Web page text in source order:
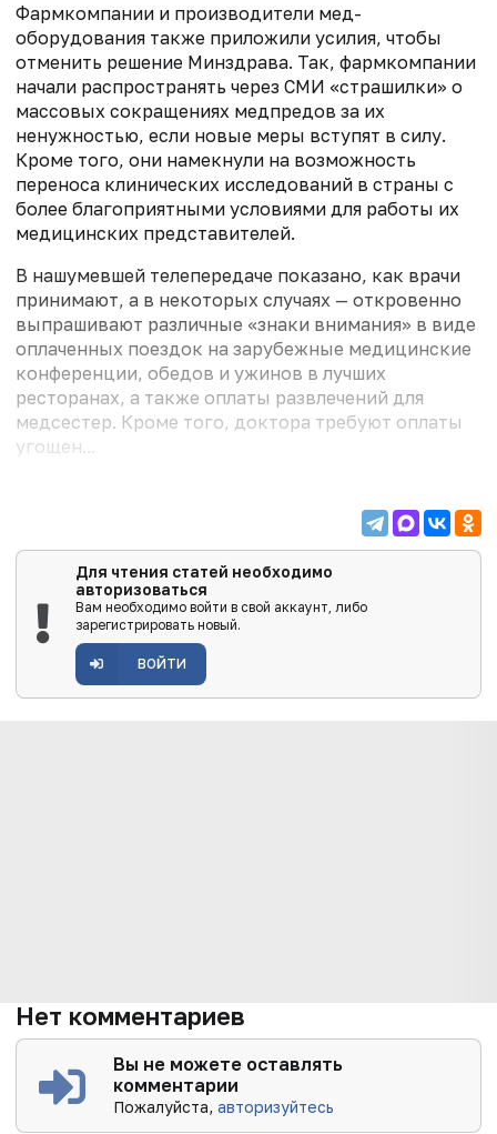
Фармкомпании и производители мед­
оборудования также приложили усилия, чтобы
отменить решение Минздрава. Так, фармкомпании
начали распространять через СМИ «страшилки» о
массовых сокращениях медпредов за их
ненужностью, если новые меры вступят в силу.
Кроме того, они намекнули на возможность
переноса клинических исследований в страны с
более благоприятными условиями для работы их
медицинских представителей.
В нашумевшей телепередаче показано, как врачи
принимают, а в некоторых случаях — откровенно
выпрашивают различные «знаки внимания» в виде
оплаченных поездок на зарубежные медицинские
конференции, обедов и ужинов в лучших
ресторанах, а также оплаты развлечений для
медсестер. Кроме того, доктора требуют оплаты
угощен...
Для чтения статей необходимо
авторизоваться
Вам необходимо войти в свой аккаунт, либо
зарегистрировать новый.
ВОЙТИ
Нет комментариев
Вы не можете оставлять
комментарии
Пожалуйста,авторизуйтесь